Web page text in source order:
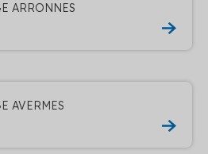
ARRONNES
AVERMES